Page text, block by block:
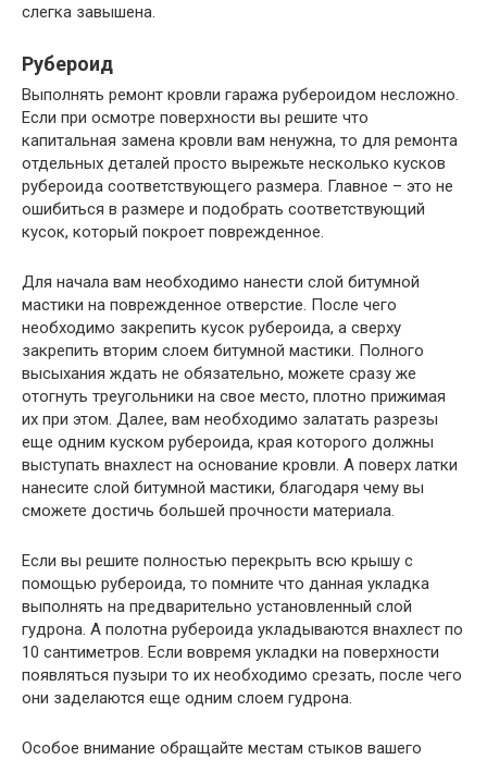
слегка завышена.
Рубероид
Выполнять ремонт кровли гаража рубероидом несложно.
Если при осмотре поверхности вы решите что
капитальная замена кровли вам ненужна, то для ремонта
отдельных деталей просто вырежьте несколько кусков
рубероида соответствующего размера. Главное – это не
ошибиться в размере и подобрать соответствующий
кусок, который покроет поврежденное.
Для начала вам необходимо нанести слой битумной
мастики на поврежденное отверстие. После чего
необходимо закрепить кусок рубероида, а сверху
закрепить вторим слоем битумной мастики. Полного
высыхания ждать не обязательно, можете сразу же
отогнуть треугольники на свое место, плотно прижимая
их при этом. Далее, вам необходимо залатать разрезы
еще одним куском рубероида, края которого должны
выступать внахлест на основание кровли. А поверх латки
нанесите слой битумной мастики, благодаря чему вы
сможете достичь большей прочности материала.
Если вы решите полностью перекрыть всю крышу с
помощью рубероида, то помните что данная укладка
выполнять на предварительно установленный слой
гудрона. А полотна рубероида укладываются внахлест по
10 сантиметров. Если вовремя укладки на поверхности
появляться пузыри то их необходимо срезать, после чего
они заделаются еще одним слоем гудрона.
Особое внимание обращайте местам стыков вашего